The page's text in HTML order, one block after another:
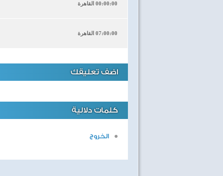
00:00:00 القاهرة
07:00:00 القاهرة
اضف تعليقك
كلمات دلالية
الخروج